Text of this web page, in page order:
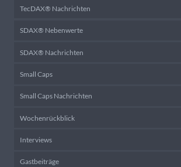
TecDAX® Nachrichten
SDAX® Nebenwerte
SDAX® Nachrichten
Small Caps
Small Caps Nachrichten
Wochenrückblick
Interviews
Gastbeiträge